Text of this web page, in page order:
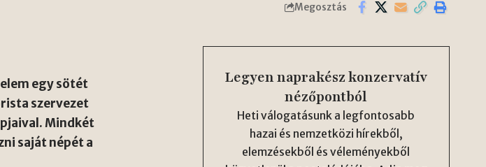
Megosztás
egy sötét
szervezet
Mindkét
saját népét a
Legyen naprakész konzervatív
nézőpontból
Heti válogatásunk a legfontosabb
hazai és nemzetközi hírekből,
elemzésekből és véleményekből